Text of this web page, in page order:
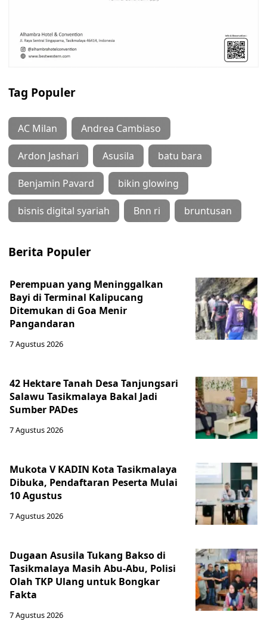
Tag Populer
AC Milan Andrea Cambiaso
Ardon Jashari Asusila batu bara
Benjamin Pavard bikin glowing
bisnis digital syariah Bnn ri bruntusan
Berita Populer
Perempuan yang Meninggalkan
Bayi di Terminal Kalipucang
Ditemukan di Goa Menir
Pangandaran
7 Agustus 2026
42 Hektare Tanah Desa Tanjungsari
Salawu Tasikmalaya Bakal Jadi
Sumber PADes
7 Agustus 2026
Mukota V KADIN Kota Tasikmalaya
Dibuka, Pendaftaran Peserta Mulai
10 Agustus
7 Agustus 2026
Dugaan Asusila Tukang Bakso di
Tasikmalaya Masih Abu-Abu, Polisi
Olah TKP Ulang untuk Bongkar
Fakta
7 Agustus 2026